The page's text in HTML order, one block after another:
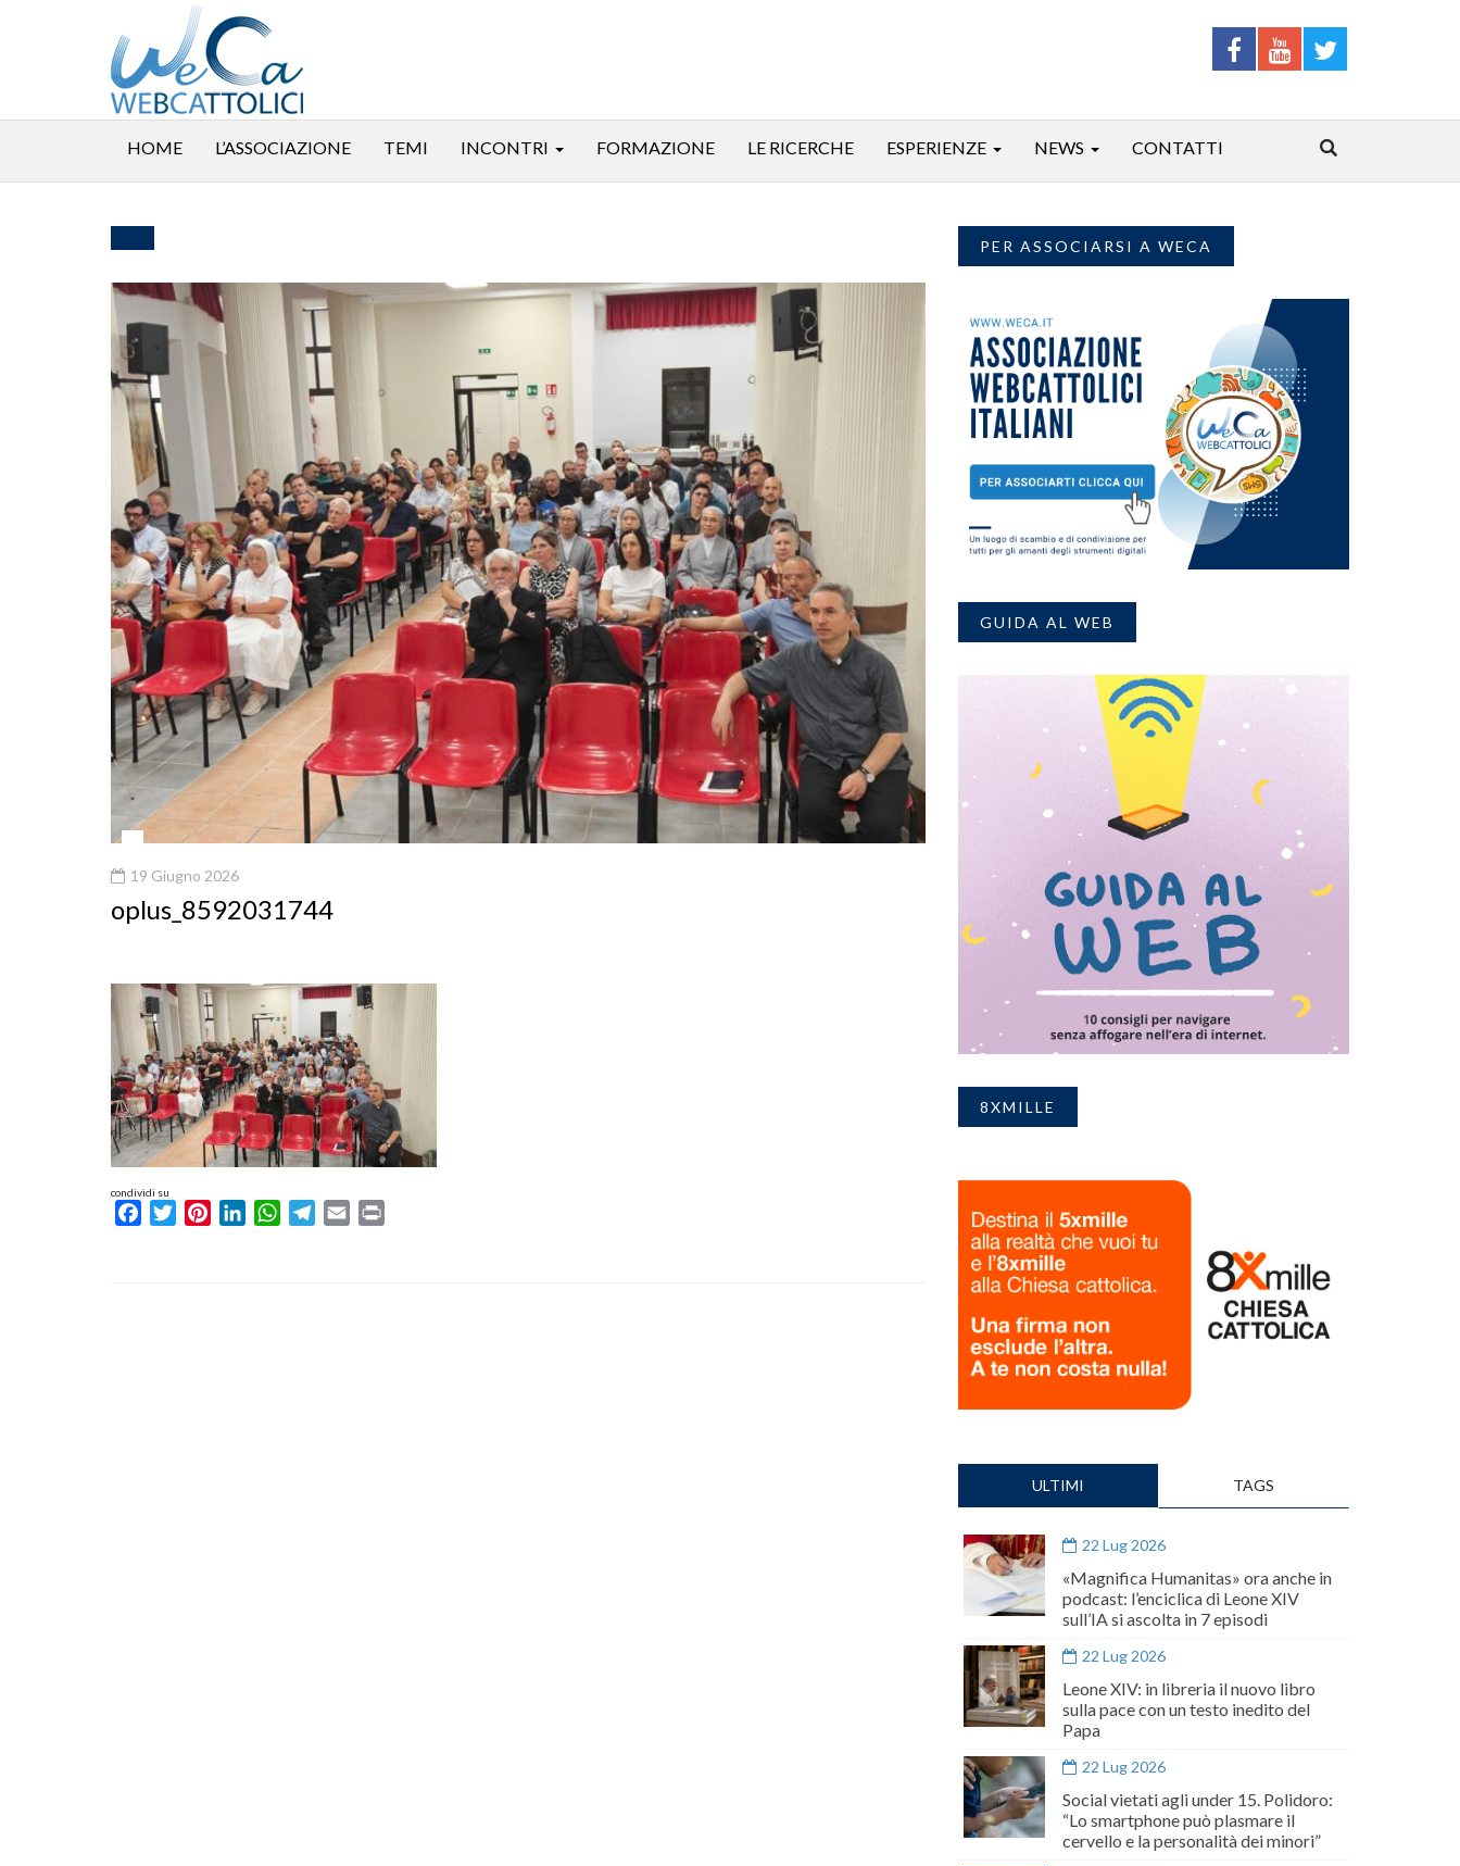
HOME L’ASSOCIAZIONE TEMI INCONTRI FORMAZIONE LE RICERCHE ESPERIENZE NEWS CONTATTI
19 Giugno 2026
oplus_8592031744
condividi su
FacebookTwitterPinterestLinkedInWhatsAppTelegram
Email
PER ASSOCIARSI A WECA
GUIDA AL WEB
8XMILLE
ULTIMI TAGS
22 Lug 2026
«Magnifica Humanitas» ora anche in
podcast: l’enciclica di Leone XIV
sull’IA si ascolta in 7 episodi
22 Lug 2026
Leone XIV: in libreria il nuovo libro
sulla pace con un testo inedito del
Papa
22 Lug 2026
Social vietati agli under 15. Polidoro:
“Lo smartphone può plasmare il
cervello e la personalità dei minori”